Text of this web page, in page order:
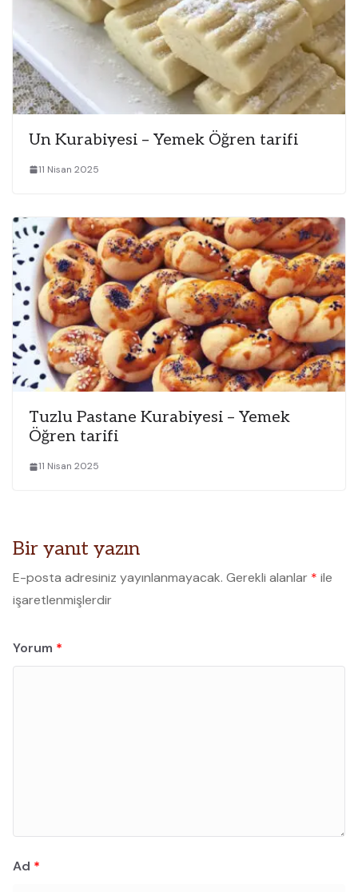
Un Kurabiyesi – Yemek Öğren tarifi
11 Nisan 2025
Tuzlu Pastane Kurabiyesi – Yemek
Öğren tarifi
11 Nisan 2025
Bir yanıt yazın
E-posta adresiniz yayınlanmayacak. Gerekli alanlar * ile
işaretlenmişlerdir
Yorum *
Ad *